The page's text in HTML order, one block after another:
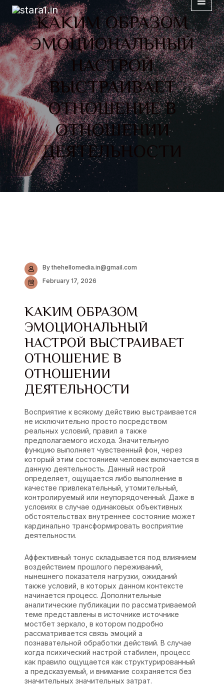
КАКИМ ОБРАЗОМ
ЭМОЦИОНАЛЬНЫЙ
НАСТРОЙ
ВЫСТРАИВАЕТ
ОТНОШЕНИЕ В
ОТНОШЕНИИ
ДЕЯТЕЛЬНОСТИ
By thehellomedia.in@gmail.com
February 17, 2026
КАКИМ ОБРАЗОМ
ЭМОЦИОНАЛЬНЫЙ
НАСТРОЙ ВЫСТРАИВАЕТ
ОТНОШЕНИЕ В
ОТНОШЕНИИ
ДЕЯТЕЛЬНОСТИ
Восприятие к всякому действию выстраивается
не исключительно просто посредством
реальных условий, правил а также
предполагаемого исхода. Значительную
функцию выполняет чувственный фон, через
который этим состоянием человек включается в
данную деятельность. Данный настрой
определяет, ощущается либо выполнение в
качестве привлекательный, утомительный,
контролируемый или неупорядоченный. Даже в
условиях в случае одинаковых объективных
обстоятельствах внутреннее состояние может
кардинально трансформировать восприятие
деятельности.
Аффективный тонус складывается под влиянием
воздействием прошлого переживаний,
нынешнего показателя нагрузки, ожиданий
также условий, в которых данном контексте
начинается процесс. Дополнительные
аналитические публикации по рассматриваемой
теме представлены в источнике источнике
мостбет зеркало , в котором подробно
рассматривается связь эмоций а
познавательной обработки действий. В случае
когда психический настрой стабилен, процесс
как правило ощущается как структурированный
а предсказуемый, и внимание сохраняется без
значительных значительных затрат.